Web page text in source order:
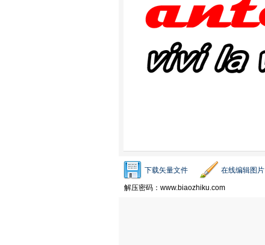
下载矢量文件 在线编辑图片
解压密码：www.biaozhiku.com